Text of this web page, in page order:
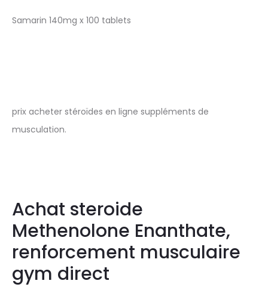
Samarin 140mg x 100 tablets
prix acheter stéroïdes en ligne suppléments de
musculation.
Achat steroide
Methenolone Enanthate,
renforcement musculaire
gym direct